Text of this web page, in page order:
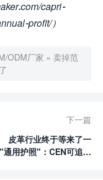
capri-
profit/）
ODM厂家 » 卖掉范
下一篇
皮革行业终于等来了一
通用护照"：CEN可追溯